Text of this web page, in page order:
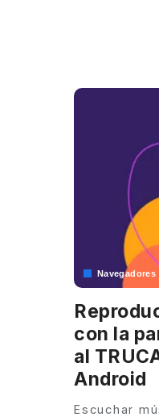
Navegadores
con la
al
Android
Escuchar